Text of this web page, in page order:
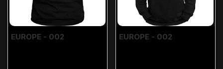
EUROPE - 002 EUROPE - 002